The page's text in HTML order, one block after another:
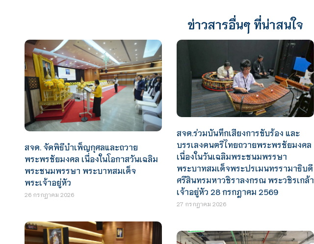
ข่าวสารอื่นๆ ที่น่าสนใจ
สจด. จัดพิธีบำเพ็ญกุศลและถวาย
พระพรชัยมงคล เนื่องในโอกาสวันเฉลิม
พระชนมพรรษา พระบาทสมเด็จ
พระเจ้าอยู่หัว
26 กรกฎาคม 2026
สจด.ร่วมบันทึกเสียงการขับร้อง และ
บรรเลงดนตรีไทยถวายพระพรชัยมงคล
เนื่องในวันเฉลิมพระชนมพรรษา
พระบาทสมเด็จพระปรเมนทรรามาธิบดี
ศรีสินทรมหาวชิราลงกรณ พระวชิรเกล้า
เจ้าอยู่หัว 28 กรกฎาคม 2569
27 กรกฎาคม 2026